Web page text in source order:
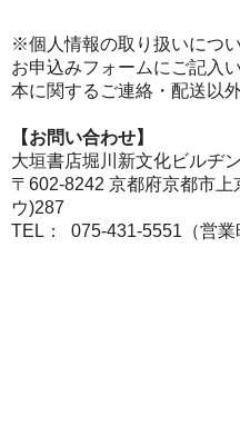
※個人情報の取り扱いにつ
お申込みフォームにご記入
本に関するご連絡・配送以
【お問い合わせ】
大垣書店堀川新文化ビルヂ
〒602-8242 京都府京都市上
ウ)287
TEL： 075-431-5551（営業